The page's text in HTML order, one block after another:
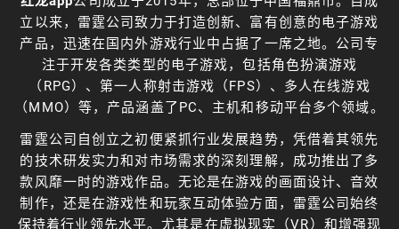
立以来，雷霆公司致力于打造创新、富有创意的电子游戏
产品，迅速在国内外游戏行业中占据了一席之地。公司专
注于开发各类类型的电子游戏，包括角色扮演游戏
（RPG）、第一人称射击游戏（FPS）、多人在线游戏
（MMO）等，产品涵盖了PC、主机和移动平台多个领域。
雷霆公司自创立之初便紧抓行业发展趋势，凭借着其领先
的技术研发实力和对市场需求的深刻理解，成功推出了多
款风靡一时的游戏作品。无论是在游戏的画面设计、音效
制作，还是在游戏性和玩家互动体验方面，雷霆公司始终
保持着行业领先水平。尤其是在虚拟现实（VR）和增强现